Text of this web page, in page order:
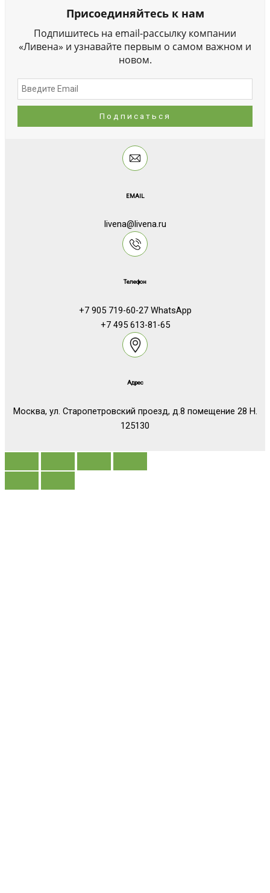
Присоединяйтесь к нам
Подпишитесь на email-рассылку компании
«Ливена» и узнавайте первым о самом важном и
новом.
EMAIL
livena@livena.ru
Телефон
+7 905 719-60-27 WhatsApp
+7 495 613-81-65
Адрес
Москва, ул. Старопетровский проезд, д.8 помещение 28 Н.
125130